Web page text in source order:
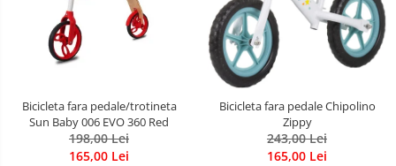
Bicicleta fara pedale/trotineta
Sun Baby 006 EVO 360 Red
198,00 Lei
165,00 Lei
Bicicleta fara pedale Chipolino
Zippy
243,00 Lei
165,00 Lei